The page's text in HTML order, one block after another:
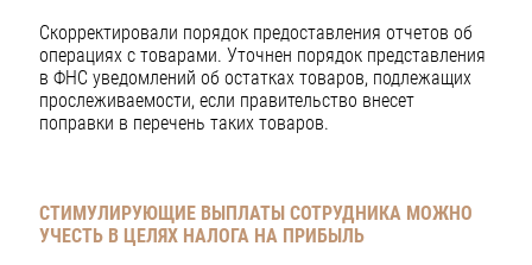
Скорректировали порядок предоставления отчетов об
операциях с товарами. Уточнен порядок представления
в ФНС уведомлений об остатках товаров, подлежащих
прослеживаемости, если правительство внесет
поправки в перечень таких товаров.
СТИМУЛИРУЮЩИЕ ВЫПЛАТЫ СОТРУДНИКА МОЖНО
УЧЕСТЬ В ЦЕЛЯХ НАЛОГА НА ПРИБЫЛЬ